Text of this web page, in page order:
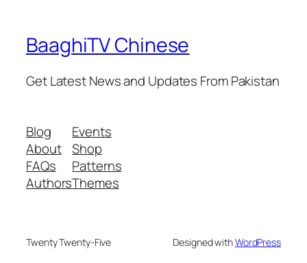
BaaghiTV Chinese
Get Latest News and Updates From Pakistan
Blog
About
FAQs
Authors
Events
Shop
Patterns
Themes
Twenty Twenty-Five Designed withWordPress